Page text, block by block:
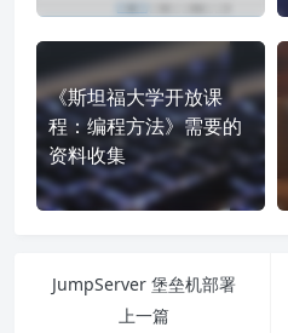
《斯坦福大学开放课
程：编程方法》需要的
资料收集
JumpServer 堡垒机部署
上一篇